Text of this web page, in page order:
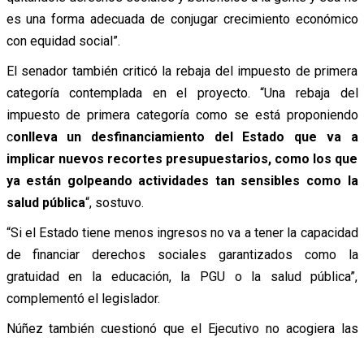
es una forma adecuada de conjugar crecimiento económico
con equidad social”.
El senador también criticó la rebaja del impuesto de primera
categoría contemplada en el proyecto.“Una rebaja del
impuesto de primera categoría como se está proponiendo
conlleva un desfinanciamiento del Estado que va a
implicar nuevos recortes presupuestarios, como los que
ya están golpeando actividades tan sensibles como la
salud pública“, sostuvo.
“Si el Estado tiene menos ingresos no va a tener la capacidad
de financiar derechos sociales garantizados como la
gratuidad en la educación, la PGU o la salud pública”,
complementó el legislador.
Núñez también cuestionó que el Ejecutivo no acogiera las